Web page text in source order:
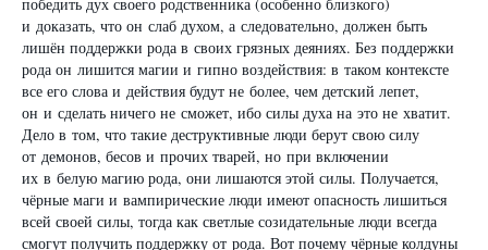
и доказать, что он слаб духом, а следовательно, должен быть
лишён поддержки рода в своих грязных деяниях. Без поддержки
рода он лишится магии и гипно воздействия: в таком контексте
все его слова и действия будут не более, чем детский лепет,
он и сделать ничего не сможет, ибо силы духа на это не хватит.
Дело в том, что такие деструктивные люди берут свою силу
от демонов, бесов и прочих тварей, но при включении
их в белую магию рода, они лишаются этой силы. Получается,
чёрные маги и вампирические люди имеют опасность лишиться
всей своей силы, тогда как светлые созидательные люди всегда
смогут получить поддержку от рода. Вот почему чёрные колдуны